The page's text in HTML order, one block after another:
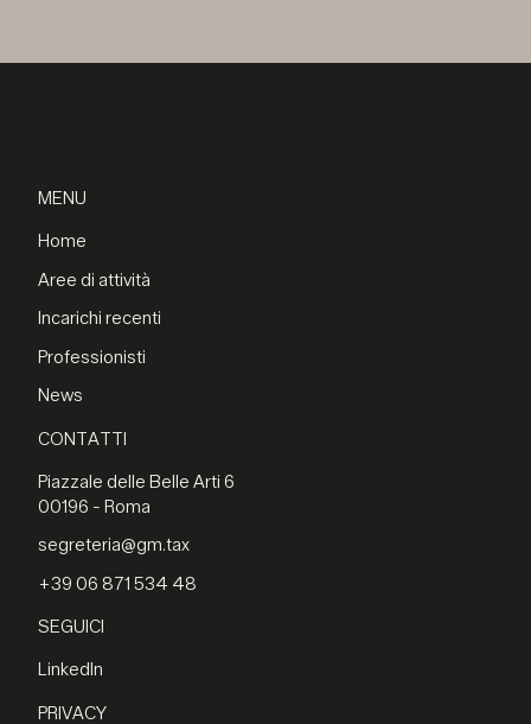
MENU
Home
Aree di attività
Incarichi recenti
Professionisti
News
CONTATTI
Piazzale delle Belle Arti 6
00196 - Roma
segreteria@gm.tax
+39 06 871 534 48
SEGUICI
LinkedIn
PRIVACY